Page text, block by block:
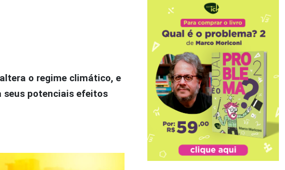
o regime climático, e
seus potenciais efeitos